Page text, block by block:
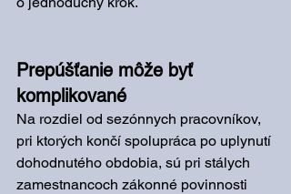
Prepúšťanie môže byť
komplikované
Na rozdiel od sezónnych pracovníkov,
pri ktorých končí spolupráca po uplynutí
dohodnutého obdobia, sú pri stálych
zamestnancoch zákonné povinnosti